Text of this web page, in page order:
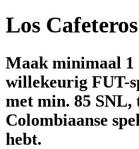
Los Cafeteros
Maak minimaal 1
willekeurig FUT-
met min. 85
Colombiaanse
hebt.